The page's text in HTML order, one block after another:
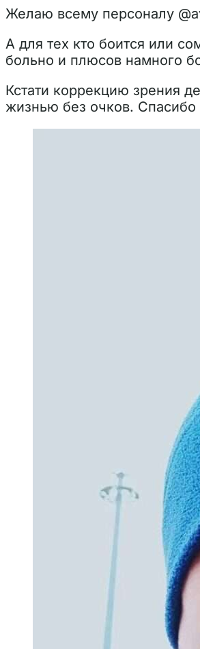
Желаю всему персоналу
А для тех кто боится или
больно и плюсов намного
Кстати коррекцию зрения
жизнью без очков. Спасибо